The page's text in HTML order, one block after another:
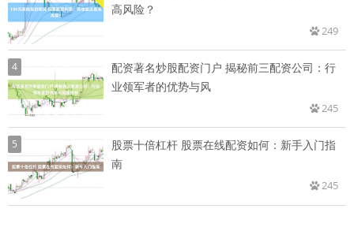
高风险？
249
4
配资著名炒股配资门户 揭秘前三配资公司：行
业领军者的优势与风
245
5
股票十倍杠杆 股票在线配资如何：新手入门指
南
245